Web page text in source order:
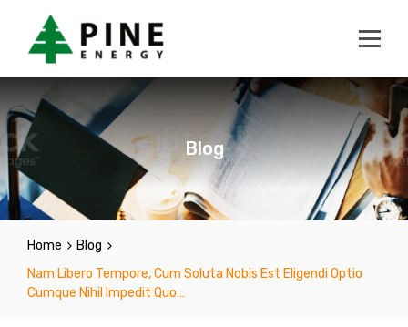
Blog
Home
Blog
Nam Libero Tempore, Cum Soluta Nobis Est Eligendi Optio
Cumque Nihil Impedit Quo…